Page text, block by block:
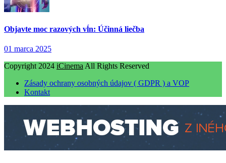
Objavte moc razových vĺn: Účinná liečba
01 marca 2025
Copyright 2024 iCinemaAll Rights Reserved
Zásady ochrany osobných údajov ( GDPR ) a VOP
Kontakt